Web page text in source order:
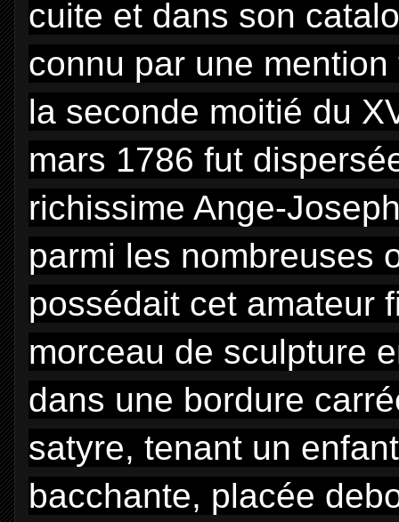
cuite et dans son
connu par une
la seconde moitié du
mars 1786 fut
richissime Ange-
parmi les nombreuses
possédait cet amateur
morceau de sculpture
dans une bordure
satyre, tenant un
bacchante, placée